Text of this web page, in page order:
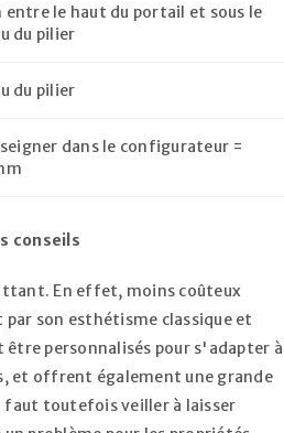
entre le haut du portail et sous le
du pilier
du pilier
dans le configurateur =
conseils
En effet, moins coûteux
son esthétisme classique et
personnalisés pour s'adapter à
et offrent également une grande
faut toutefois veiller à laisser